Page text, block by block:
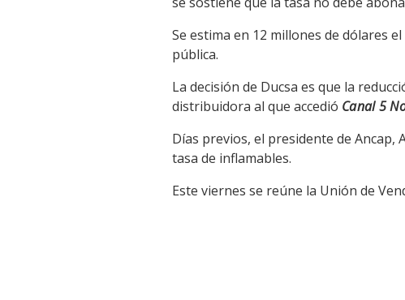
Se estima en 12 millones de dólares
pública.
La decisión de Ducsa es que la
distribuidora al que accedió Canal 5
Días previos, el presidente de
tasa de inflamables.
Este viernes se reúne la Unión de